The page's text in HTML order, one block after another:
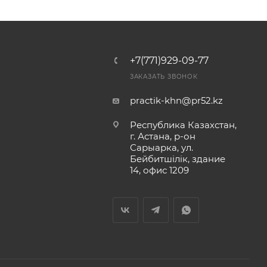
+7(771)929-09-77
ЗАКАЗАТЬ ЗВОНОК
practik-khn@pr52.kz
Республика Казахстан,
г. Астана, р-он
Сарыарка, ул.
Бейбитшiлiк, здание
14, офис 1209